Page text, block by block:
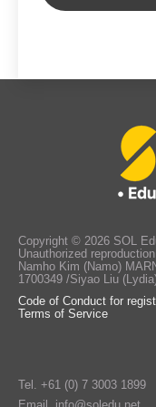
Copyright © 2026 SOL
Unauthorized
Namho Kim (Namo)
1700349 /Siyao Liu
Code of Conduct for
Terms of Service
Tel. +61 (0) 7 3003 1899